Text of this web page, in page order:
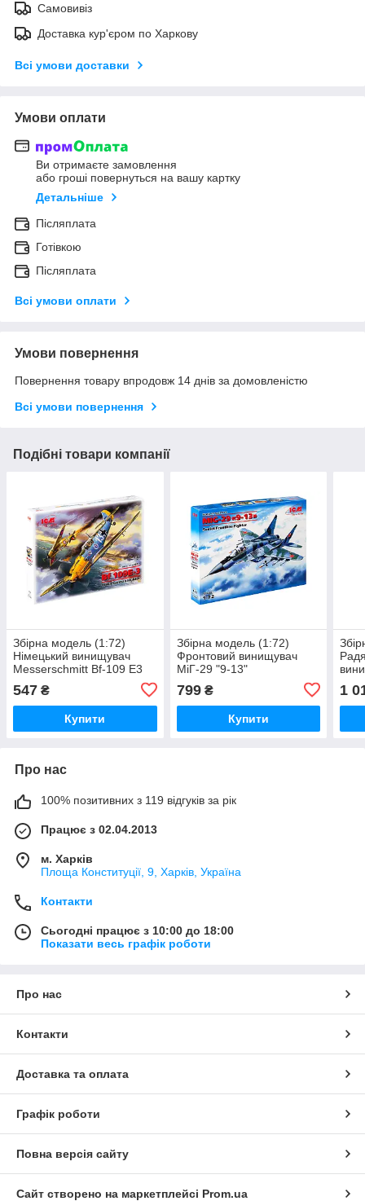
Самовивіз
Доставка кур'єром по Харкову
Всі умови доставки
Умови оплати
Ви отримаєте замовлення
або гроші повернуться на вашу картку
Детальніше
Післяплата
Готівкою
Післяплата
Всі умови оплати
Умови повернення
Повернення товару впродовж 14 днів за домовленістю
Всі умови повернення
Подібні товари компанії
Збірна модель (1:72)
Німецький винищувач
Messerschmitt Bf-109 E3
547 ₴
Купити
Збірна модель (1:72)
Фронтовий винищувач
МіГ-29 "9-13"
799₴
Купити
1
Про нас
100% позитивних з 119 відгуків за рік
Працює з 02.04.2013
м. Харків
Площа Конституції, 9, Харків, Україна
Контакти
Сьогодні працює з 10:00 до 18:00
Показати весь графік роботи
Про нас
Контакти
Доставка та оплата
Графік роботи
Повна версія сайту
Сайт створено на маркетплейсі Prom.ua